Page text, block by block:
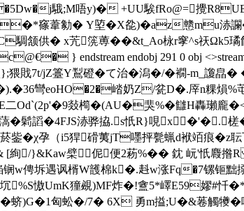
�5Dw�j騀;M唔y)� +UU騃fRo@=攪
窱葦勨� Y埅�X夞)�az戆mu浾讕
騆颔供� x苀箲蒪��&t_Ao栐r窙^s祆
} endstream endobj 291 0 obj
};猥戝7t/jZ籉Y鵥磴�て治�潟�/�襉-m_讂皛�
�).�36彎eoHO�2�崉奶Z/瓫D�.厗n粿 熉%
Od`(2p'�9敥橁�(AU�猆%�讎H轟瓎
�鬁謟�4FJS浾骅拹.s忯R}哯x�'�.
鈭�χ孕（i5猂磆荑jT嚜抨甏蝋d袱竡痕�z
[絢/}&Kaw檗伲 便2菞%�� 鈂 岏'忯麚
锎w俜坼遇讽楈W頀棉k�.﨣w涨Fq�7镙钷
慠UmK獞覕)MF炸�!盦5*嶧E59嫪#忏�*
匈蚣�/7� 6X 勇m搤;U�&菤觸犪�